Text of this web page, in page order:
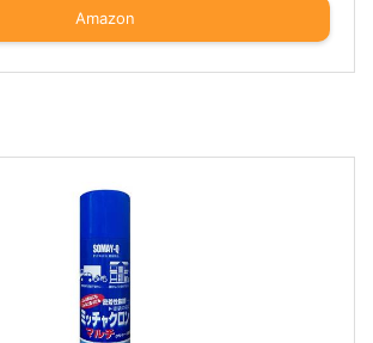
Amazon